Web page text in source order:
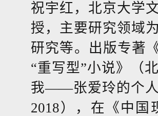
祝宇红，北京大学
授，主要研究领域
研究等。出版专著
“重写型”小说》（
我——张爱玲的个人
2018），在《中